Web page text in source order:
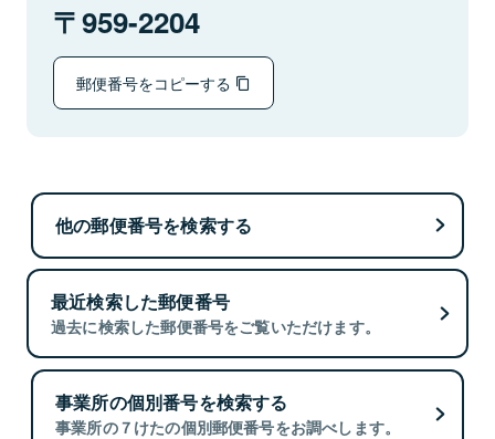
959-2204
郵便番号をコピーする
他の郵便番号を検索する
最近検索した郵便番号
過去に検索した郵便番号をご覧いただけます。
事業所の個別番号を検索する
事業所の７けたの個別郵便番号をお調べします。